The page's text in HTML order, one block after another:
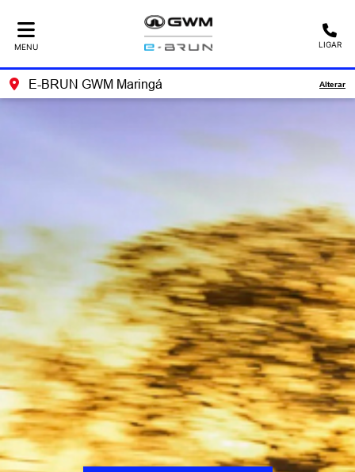
MENU LIGAR
E-BRUN GWM Maringá Alterar